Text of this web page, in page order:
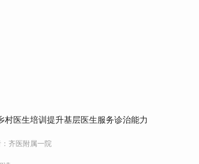
村医生培训提升基层医生服务诊治能力
齐医附属一院